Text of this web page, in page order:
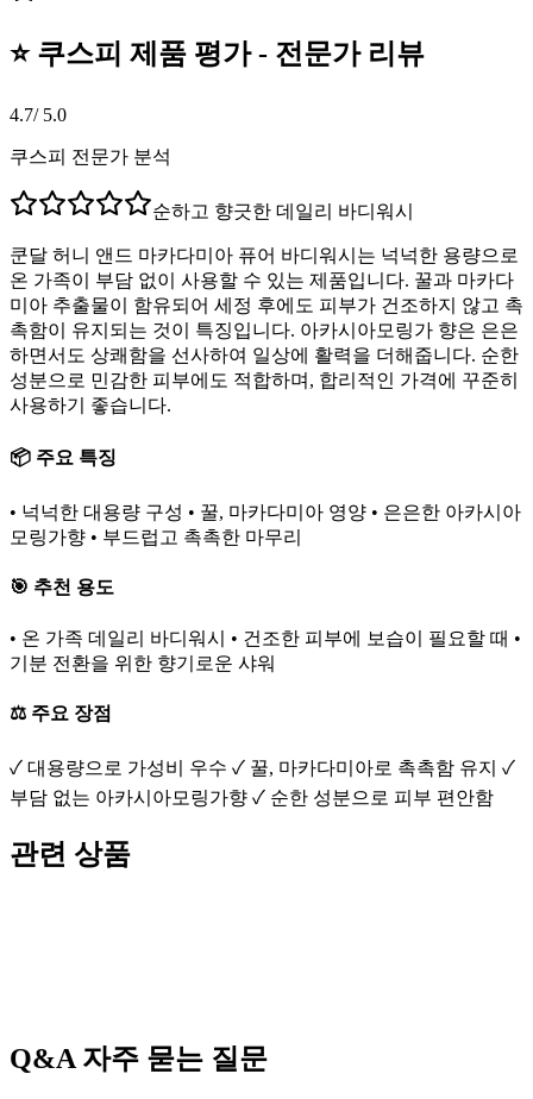
⭐ 쿠스피 제품 평가 - 전문가 리뷰
4.7/ 5.0
쿠스피 전문가 분석
순하고 향긋한 데일리 바디워시
쿤달 허니 앤드 마카다미아 퓨어 바디워시는 넉넉한 용량으로
온 가족이 부담 없이 사용할 수 있는 제품입니다. 꿀과 마카다
미아 추출물이 함유되어 세정 후에도 피부가 건조하지 않고 촉
촉함이 유지되는 것이 특징입니다. 아카시아모링가 향은 은은
하면서도 상쾌함을 선사하여 일상에 활력을 더해줍니다. 순한
성분으로 민감한 피부에도 적합하며, 합리적인 가격에 꾸준히
사용하기 좋습니다.
📦 주요 특징
• 넉넉한 대용량 구성 • 꿀, 마카다미아 영양 • 은은한 아카시아
모링가향 • 부드럽고 촉촉한 마무리
🎯 추천 용도
• 온 가족 데일리 바디워시 • 건조한 피부에 보습이 필요할 때 •
기분 전환을 위한 향기로운 샤워
⚖️ 주요 장점
✓ 대용량으로 가성비 우수 ✓ 꿀, 마카다미아로 촉촉함 유지 ✓
부담 없는 아카시아모링가향 ✓ 순한 성분으로 피부 편안함
관련 상품
Q&A 자주 묻는 질문